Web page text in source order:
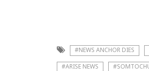
#NEWS ANCHOR DIES
#ARISE NEWS